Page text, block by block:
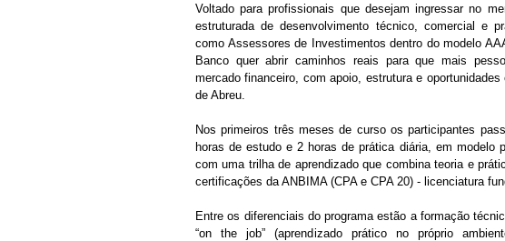
Voltado para profissionais que desejam ingressar no
estruturada de desenvolvimento técnico, comercial e
como Assessores de Investimentos dentro do modelo
Banco quer abrir caminhos reais para que mais
mercado financeiro, com apoio, estrutura e
de Abreu.
Nos primeiros três meses de curso os participantes
horas de estudo e 2 horas de prática diária, em modelo
com uma trilha de aprendizado que combina teoria e
certificações da ANBIMA (CPA e CPA 20) - licenciatura
Entre os diferenciais do programa estão a formação
“on the job” (aprendizado prático no próprio